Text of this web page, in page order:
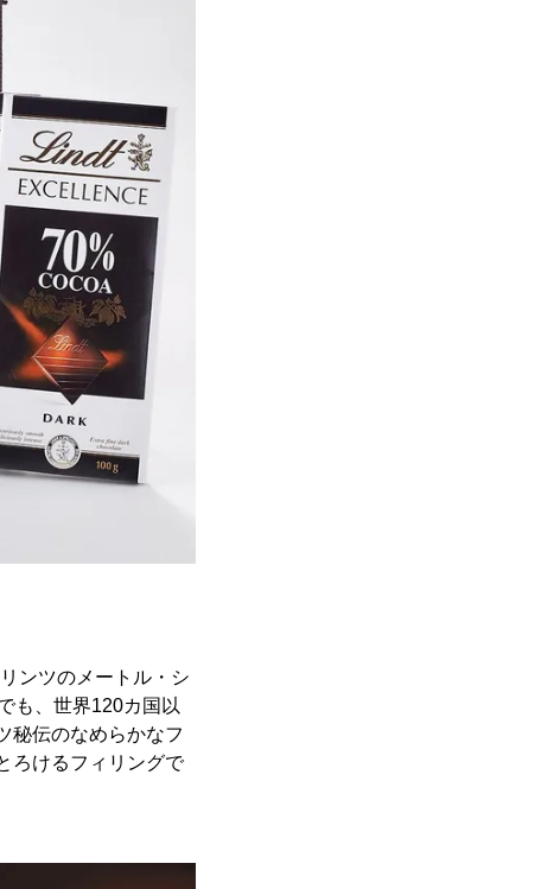
ンツのメートル・シ
も、世界120カ国以
秘伝のなめらかなフ
ろけるフィリングで